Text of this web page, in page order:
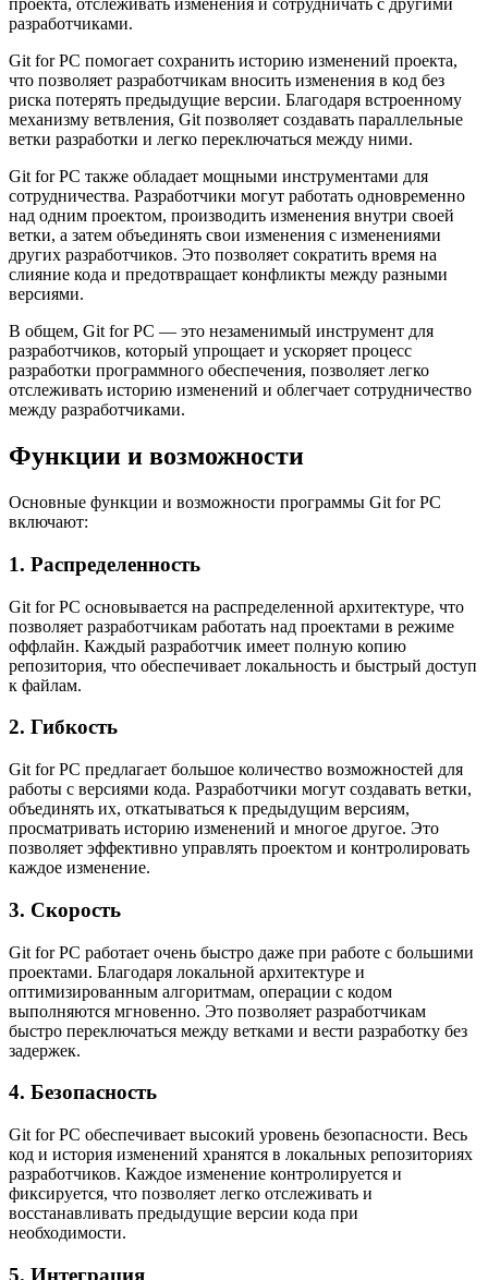
проекта, отслеживать изменения и сотрудничать с другими
разработчиками.
Git for PC помогает сохранить историю изменений проекта,
что позволяет разработчикам вносить изменения в код без
риска потерять предыдущие версии. Благодаря встроенному
механизму ветвления, Git позволяет создавать параллельные
ветки разработки и легко переключаться между ними.
Git for PC также обладает мощными инструментами для
сотрудничества. Разработчики могут работать одновременно
над одним проектом, производить изменения внутри своей
ветки, а затем объединять свои изменения с изменениями
других разработчиков. Это позволяет сократить время на
слияние кода и предотвращает конфликты между разными
версиями.
В общем, Git for PC — это незаменимый инструмент для
разработчиков, который упрощает и ускоряет процесс
разработки программного обеспечения, позволяет легко
отслеживать историю изменений и облегчает сотрудничество
между разработчиками.
Функции и возможности
Основные функции и возможности программы Git for PC
включают:
1. Распределенность
Git for PC основывается на распределенной архитектуре, что
позволяет разработчикам работать над проектами в режиме
оффлайн. Каждый разработчик имеет полную копию
репозитория, что обеспечивает локальность и быстрый доступ
к файлам.
2. Гибкость
Git for PC предлагает большое количество возможностей для
работы с версиями кода. Разработчики могут создавать ветки,
объединять их, откатываться к предыдущим версиям,
просматривать историю изменений и многое другое. Это
позволяет эффективно управлять проектом и контролировать
каждое изменение.
3. Скорость
Git for PC работает очень быстро даже при работе с большими
проектами. Благодаря локальной архитектуре и
оптимизированным алгоритмам, операции с кодом
выполняются мгновенно. Это позволяет разработчикам
быстро переключаться между ветками и вести разработку без
задержек.
4. Безопасность
Git for PC обеспечивает высокий уровень безопасности. Весь
код и история изменений хранятся в локальных репозиториях
разработчиков. Каждое изменение контролируется и
фиксируется, что позволяет легко отслеживать и
восстанавливать предыдущие версии кода при
необходимости.
5. Интеграция